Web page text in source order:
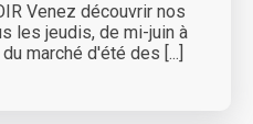
Venez découvrir nos
les jeudis, de mi-juin à
marché d'été des [...]